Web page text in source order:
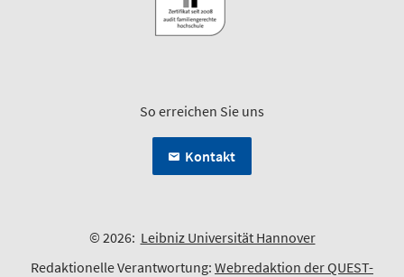
So erreichen Sie uns
Kontakt
© 2026: Leibniz Universität Hannover
Redaktionelle Verantwortung: Webredaktion der QUEST-